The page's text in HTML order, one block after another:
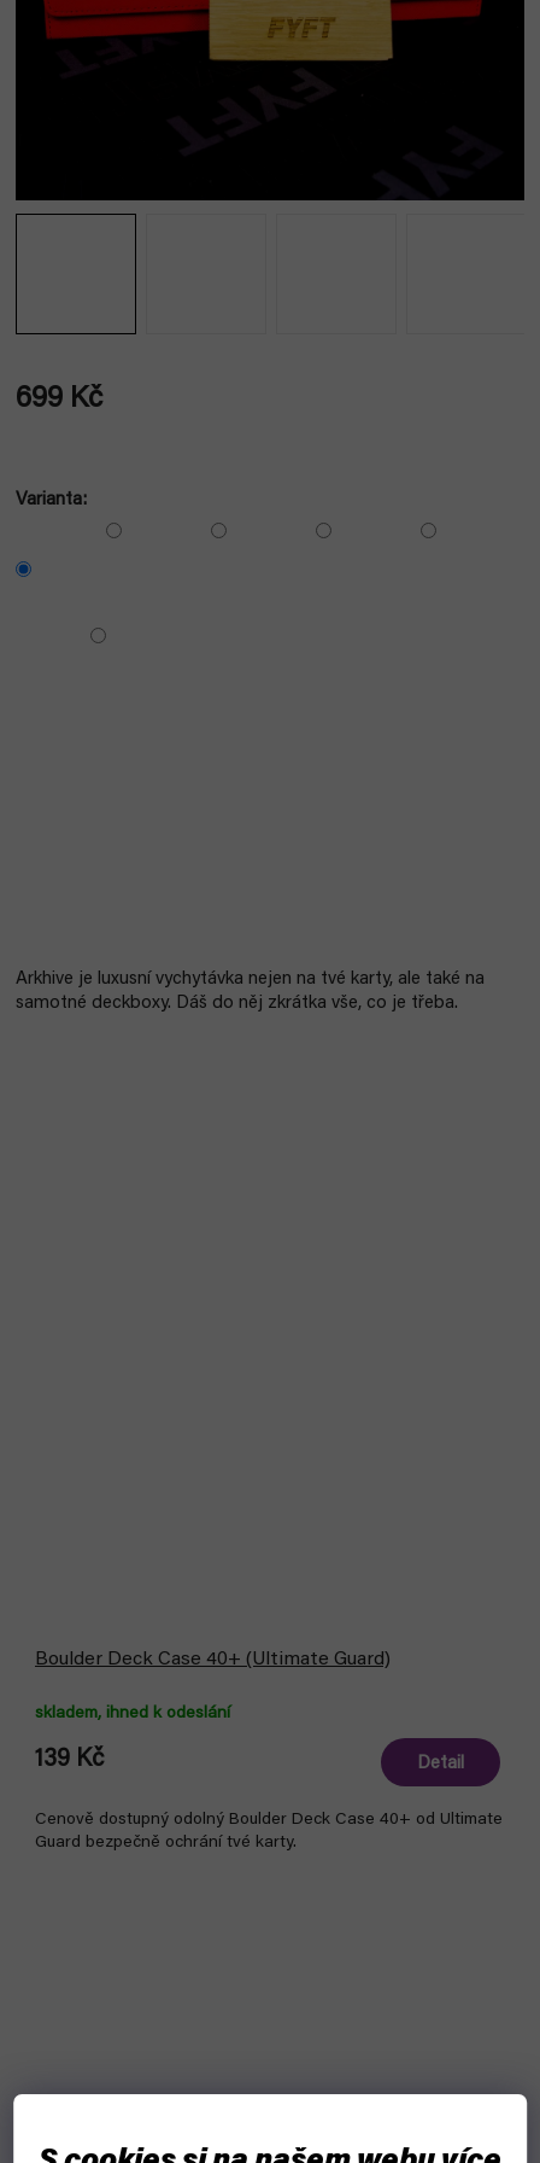
699 Kč
Varianta
Arkhive je luxusní vychytávka nejen na tvé karty, ale také na
samotné deckboxy. Dáš do něj zkrátka vše, co je třeba.
Boulder Deck Case 40+ (Ultimate Guard)
skladem, ihned k odeslání
139 Kč Detail
Cenově dostupný odolný Boulder Deck Case 40+ od Ultimate
Guard bezpečně ochrání tvé karty.